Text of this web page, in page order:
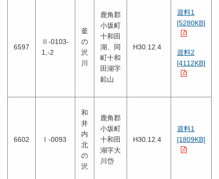
6597
Ⅱ-0103-
1,-2
釜
の
沢
川
鹿角郡
小坂町
十和田
湖、同
町十和
田湖字
鉛山
H30.12.4
資料1
[5280KB]
資料2
[4112KB]
6602 Ⅰ-0093
和
井
内
北
の
沢
鹿角郡
小坂町
十和田
湖字大
川岱
H30.12.4
資料1
[1809KB]